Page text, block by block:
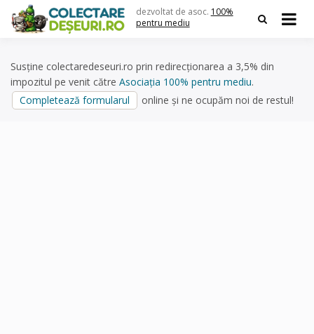
content
dezvoltat de asoc. 100%
pentru mediu
Susține colectaredeseuri.ro prin redirecționarea a 3,5% din
impozitul pe venit către Asociația 100% pentru mediu.
Completează formularul
online și ne ocupăm noi de restul!